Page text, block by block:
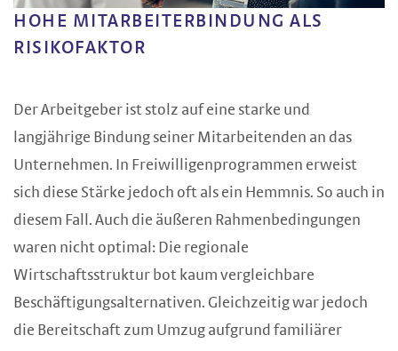
HOHE MITARBEITERBINDUNG ALS
RISIKOFAKTOR
Der Arbeitgeber ist stolz auf eine starke und
langjährige Bindung seiner Mitarbeitenden an das
Unternehmen. In Freiwilligenprogrammen erweist
sich diese Stärke jedoch oft als ein Hemmnis. So auch in
diesem Fall. Auch die äußeren Rahmenbedingungen
waren nicht optimal: Die regionale
Wirtschaftsstruktur bot kaum vergleichbare
Beschäftigungsalternativen. Gleichzeitig war jedoch
die Bereitschaft zum Umzug aufgrund familiärer